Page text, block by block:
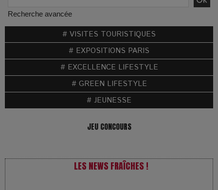
Recherche avancée
# VISITES TOURISTIQUES
# EXPOSITIONS PARIS
# EXCELLENCE LIFESTYLE
# GREEN LIFESTYLE
# JEUNESSE
JEU CONCOURS
LES NEWS FRAÎCHES !